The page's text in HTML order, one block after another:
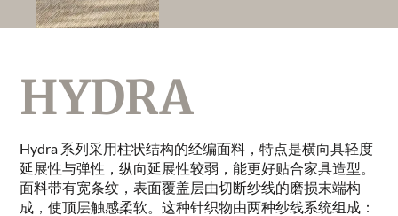
HYDRA
Hydra 系列采用柱状结构的经编面料，特点是横向具轻度
延展性与弹性，纵向延展性较弱，能更好贴合家具造型。
面料带有宽条纹，表面覆盖层由切断纱线的磨损末端构
成，使顶层触感柔软。这种针织物由两种纱线系统组成：